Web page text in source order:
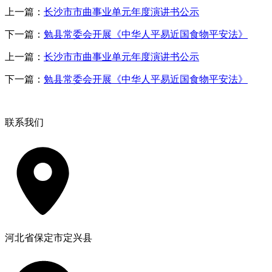
上一篇： 长沙市市曲事业单元年度演讲书公示
下一篇： 勉县常委会开展《中华人平易近国食物平安法》
上一篇： 长沙市市曲事业单元年度演讲书公示
下一篇： 勉县常委会开展《中华人平易近国食物平安法》
联系我们
河北省保定市定兴县